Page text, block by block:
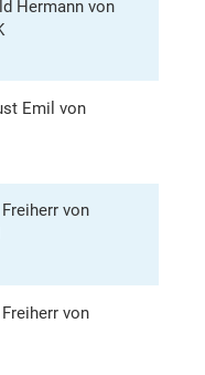
Hermann von
Emil von
von
von